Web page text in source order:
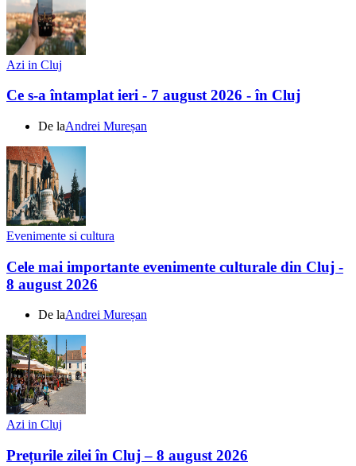
Azi in Cluj
Ce s-a întamplat ieri - 7 august 2026 - în Cluj
De laAndrei Mureșan
Evenimente si cultura
Cele mai importante evenimente culturale din Cluj -
8 august 2026
De laAndrei Mureșan
Azi in Cluj
Prețurile zilei în Cluj – 8 august 2026